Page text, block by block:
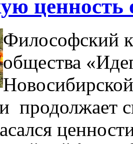
ценность
Философский
общества
продолжает